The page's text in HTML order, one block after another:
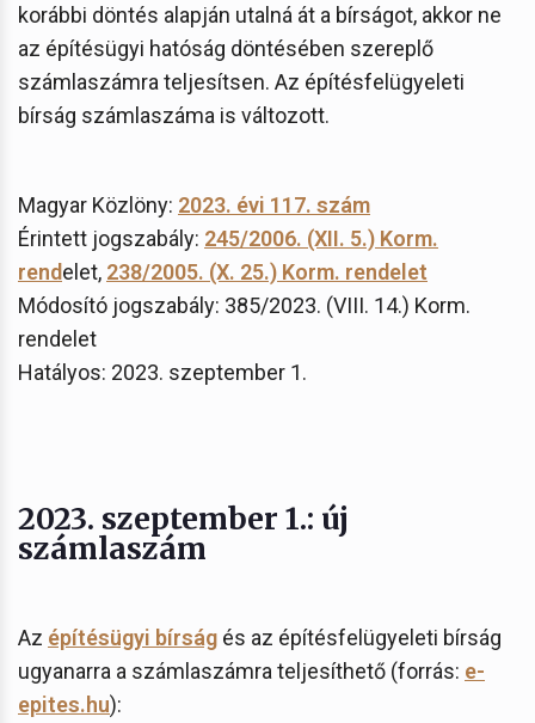
korábbi döntés alapján utalná át a bírságot, akkor ne
az építésügyi hatóság döntésében szereplő
számlaszámra teljesítsen. Az építésfelügyeleti
bírság számlaszáma is változott.
Magyar Közlöny: 2023. évi 117. szám
Érintett jogszabály: 245/2006. (XII. 5.) Korm.
rendelet, 238/2005. (X. 25.) Korm. rendelet
Módosító jogszabály: 385/2023. (VIII. 14.) Korm.
rendelet
Hatályos: 2023. szeptember 1.
2023. szeptember 1.: új
számlaszám
Az építésügyi bírság és az építésfelügyeleti bírság
ugyanarra a számlaszámra teljesíthető (forrás: e-
epites.hu):